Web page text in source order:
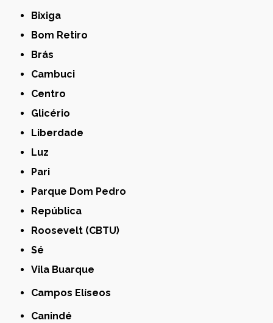
Bixiga
Bom Retiro
Brás
Cambuci
Centro
Glicério
Liberdade
Luz
Pari
Parque Dom Pedro
República
Roosevelt (CBTU)
Sé
Vila Buarque
Campos Elíseos
Canindé